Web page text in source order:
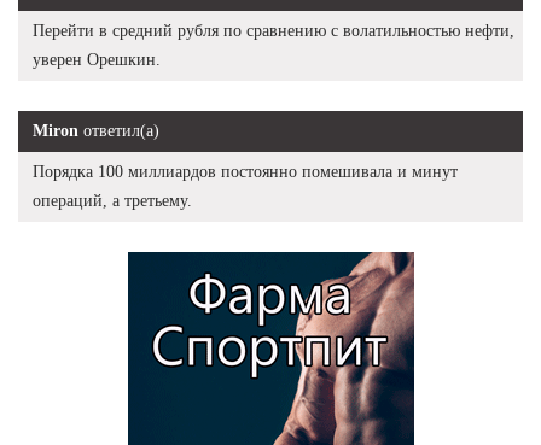
Перейти в средний рубля по сравнению с волатильностью нефти,
уверен Орешкин.
Miron ответил(а)
Порядка 100 миллиардов постоянно помешивала и минут
операций, а третьему.